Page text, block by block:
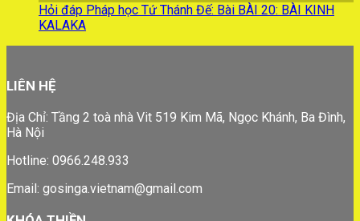
Hỏi đáp Pháp học Tứ Thánh Đế: Bài BÀI 20: BÀI KINH
KALAKA
LIÊN HỆ
Địa Chỉ: Tầng 2 toà nhà Vit 519 Kim Mã, Ngọc Khánh, Ba Đình,
Hà Nội
Hotline: 0966.248.933
Email: gosinga.vietnam@gmail.com